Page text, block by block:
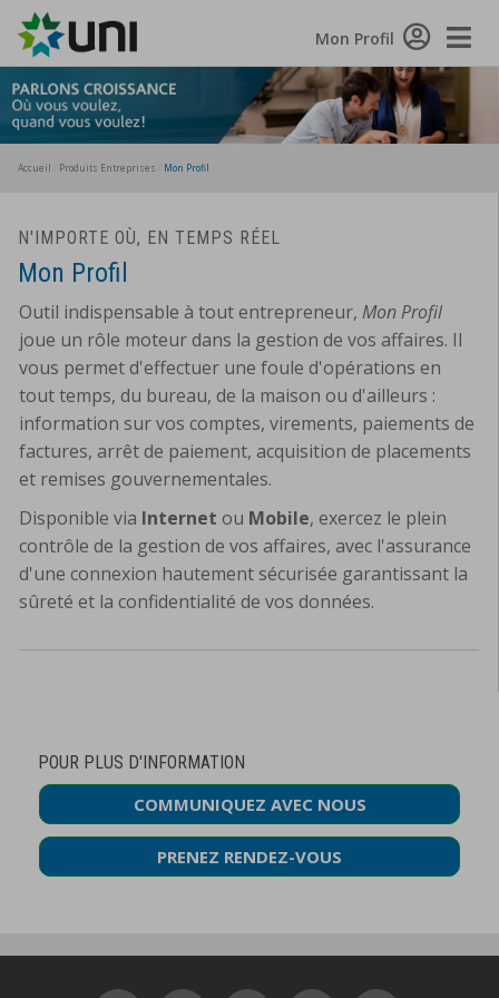
Toggle
Mon Profil
Accueil Produits Entreprises Mon Profil
N'IMPORTE OÙ, EN TEMPS RÉEL
Mon Profil
Outil indispensable à tout entrepreneur, Mon Profil
joue un rôle moteur dans la gestion de vos affaires. Il
vous permet d'effectuer une foule d'opérations en
tout temps, du bureau, de la maison ou d'ailleurs :
information sur vos comptes, virements, paiements de
factures, arrêt de paiement, acquisition de placements
et remises gouvernementales.
Disponible via Internet ou Mobile, exercez le plein
contrôle de la gestion de vos affaires, avec l'assurance
d'une connexion hautement sécurisée garantissant la
sûreté et la confidentialité de vos données.
POUR PLUS D'INFORMATION
COMMUNIQUEZ AVEC NOUS
PRENEZ RENDEZ-VOUS